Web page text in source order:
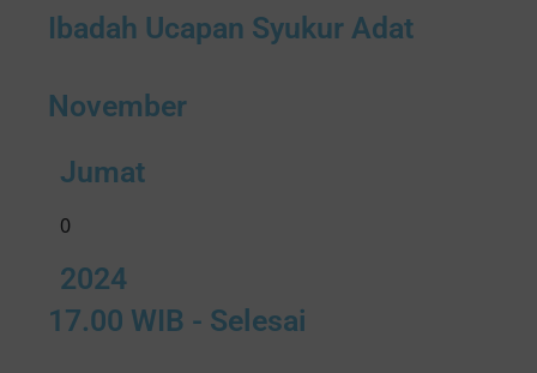
Ibadah Ucapan Syukur Adat
November
Jumat
0
2024
17.00 WIB - Selesai